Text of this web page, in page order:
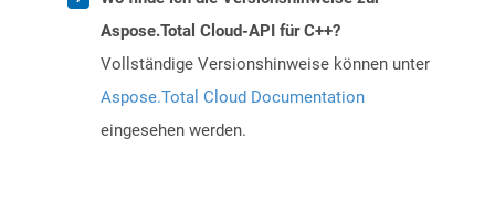
Aspose.Total Cloud-API für C++?
Vollständige Versionshinweise können unter
Aspose.Total Cloud Documentation
eingesehen werden.